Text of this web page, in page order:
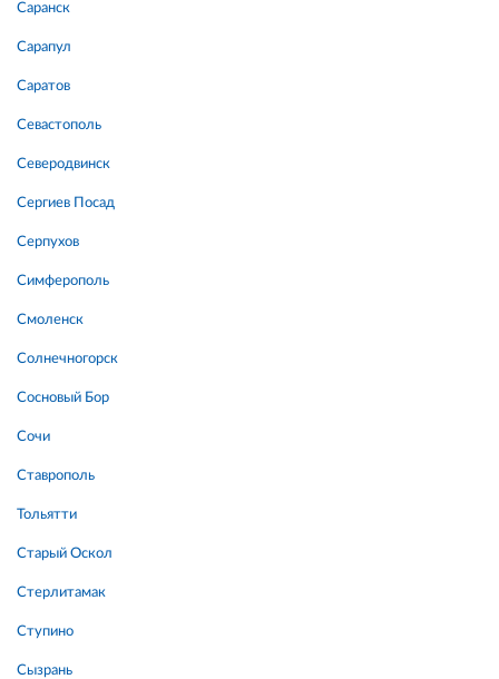
Саранск
Сарапул
Саратов
Севастополь
Северодвинск
Сергиев Посад
Серпухов
Симферополь
Смоленск
Солнечногорск
Сосновый Бор
Сочи
Ставрополь
Тольятти
Старый Оскол
Стерлитамак
Ступино
Сызрань